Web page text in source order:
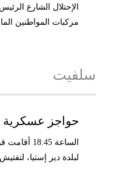
الإحتلال الشارع
مركبات المواطنين
سلفيت
حواجز عسكرية
الساعة
لبلدة دير إستيا،